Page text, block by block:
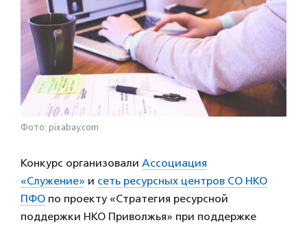
Фото: pixabay.com
Конкурс организовали Ассоциация
«Служение» и сеть ресурсных центров СО НКО
ПФО по проекту «Стратегия ресурсной
поддержки НКО Приволжья» при поддержке